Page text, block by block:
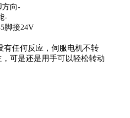
向-
-
24V
反应，伺服电机不转
是用手可以轻松转动